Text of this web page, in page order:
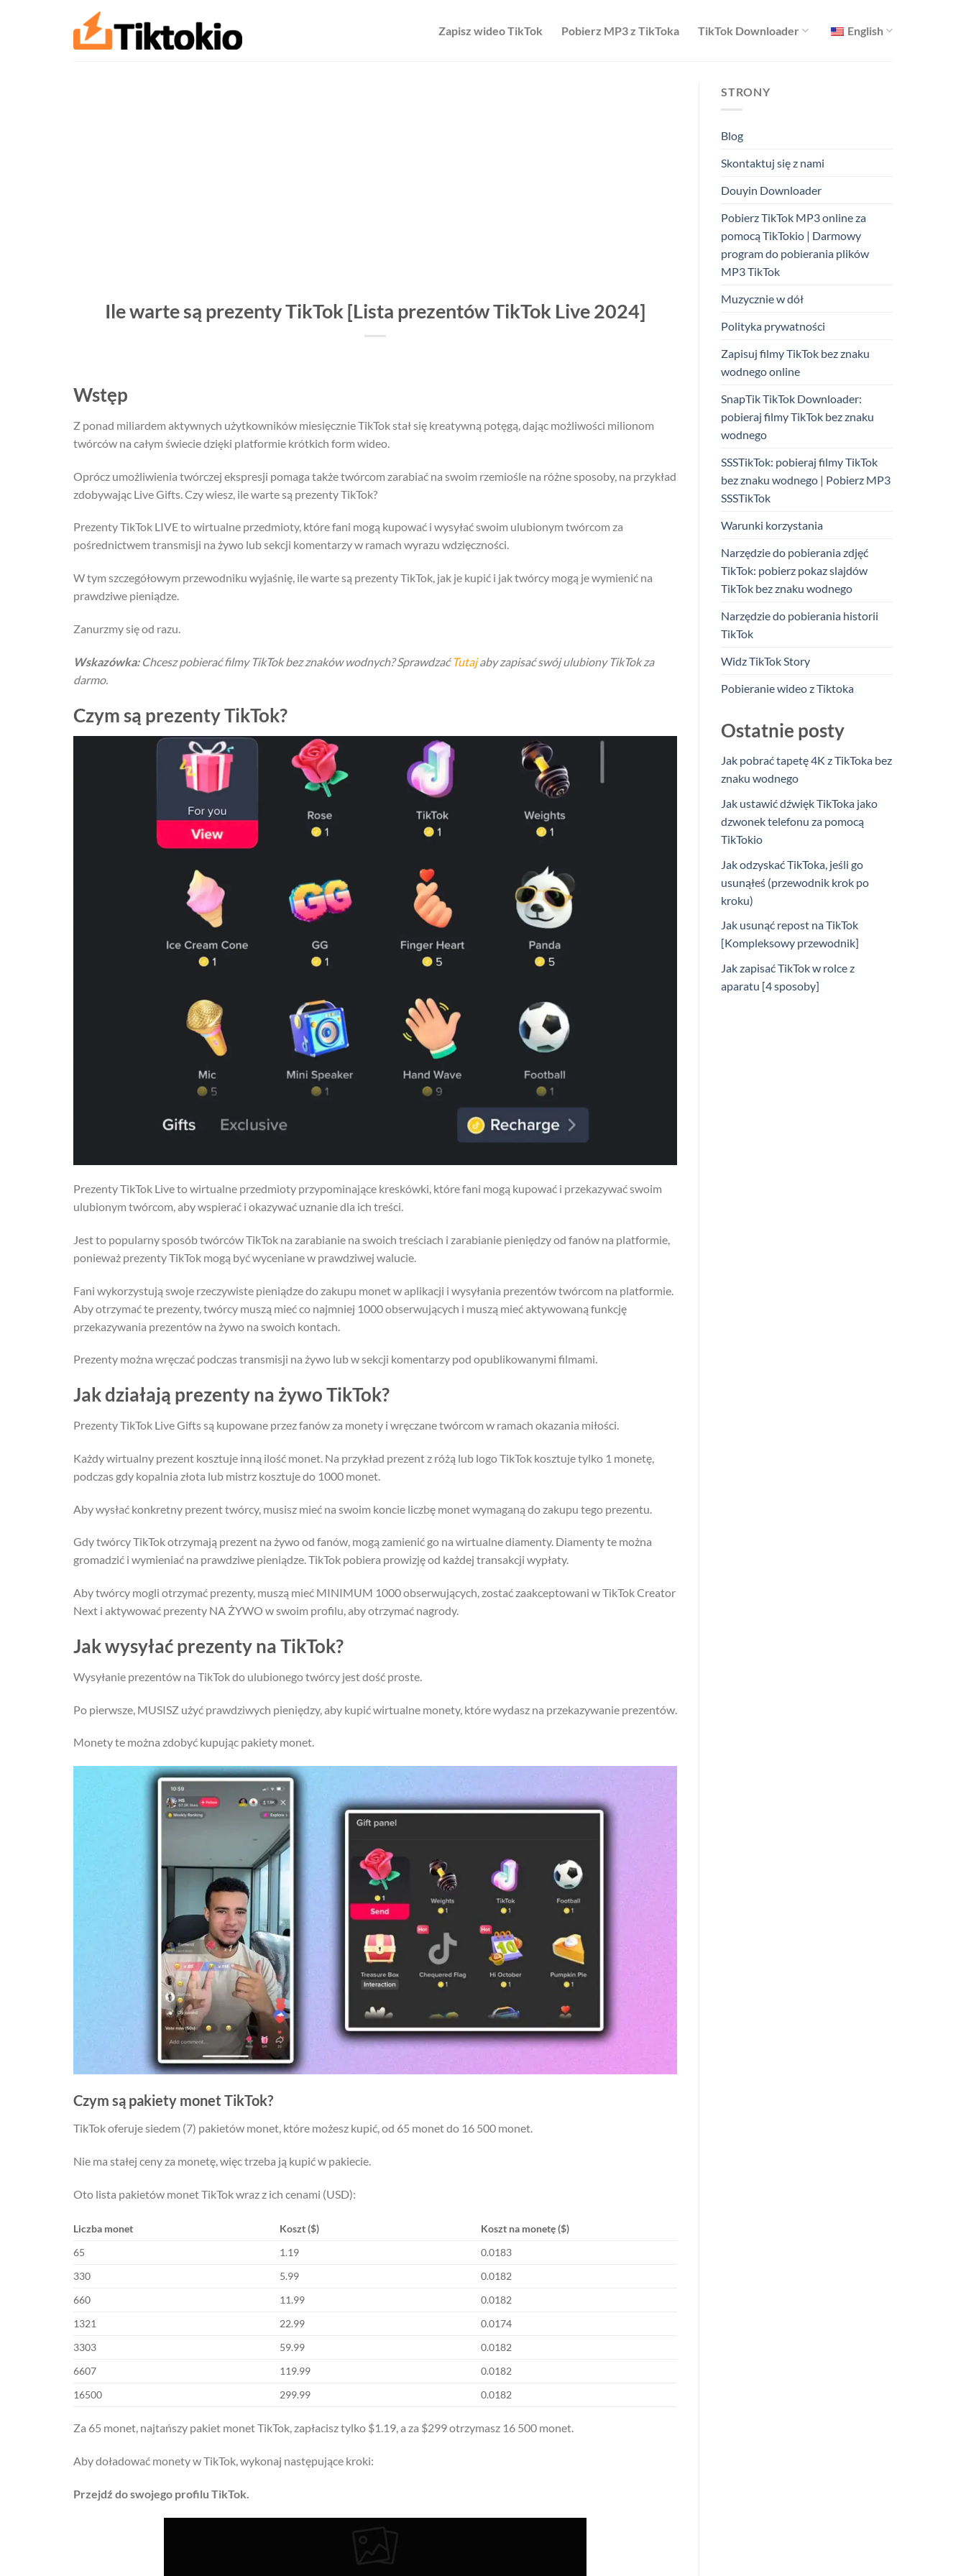
Zapisz wideo TikTok Pobierz MP3 z TikToka TikTok Downloader English
Ile warte są prezenty TikTok [Lista prezentów TikTok Live 2024]
Wstęp
Z ponad miliardem aktywnych użytkowników miesięcznie TikTok stał się kreatywną potęgą, dając możliwości milionom
twórców na całym świecie dzięki platformie krótkich form wideo.
Oprócz umożliwienia twórczej ekspresji pomaga także twórcom zarabiać na swoim rzemiośle na różne sposoby, na przykład
zdobywając Live Gifts. Czy wiesz, ile warte są prezenty TikTok?
Prezenty TikTok LIVE to wirtualne przedmioty, które fani mogą kupować i wysyłać swoim ulubionym twórcom za
pośrednictwem transmisji na żywo lub sekcji komentarzy w ramach wyrazu wdzięczności.
W tym szczegółowym przewodniku wyjaśnię, ile warte są prezenty TikTok, jak je kupić i jak twórcy mogą je wymienić na
prawdziwe pieniądze.
Zanurzmy się od razu.
Wskazówka:Chcesz pobierać filmy TikTok bez znaków wodnych? SprawdzaćTutajaby zapisać swój ulubiony TikTok za
darmo.
Czym są prezenty TikTok?
Prezenty TikTok Live to wirtualne przedmioty przypominające kreskówki, które fani mogą kupować i przekazywać swoim
ulubionym twórcom, aby wspierać i okazywać uznanie dla ich treści.
Jest to popularny sposób twórców TikTok na zarabianie na swoich treściach i zarabianie pieniędzy od fanów na platformie,
ponieważ prezenty TikTok mogą być wyceniane w prawdziwej walucie.
Fani wykorzystują swoje rzeczywiste pieniądze do zakupu monet w aplikacji i wysyłania prezentów twórcom na platformie.
Aby otrzymać te prezenty, twórcy muszą mieć co najmniej 1000 obserwujących i muszą mieć aktywowaną funkcję
przekazywania prezentów na żywo na swoich kontach.
Prezenty można wręczać podczas transmisji na żywo lub w sekcji komentarzy pod opublikowanymi filmami.
Jak działają prezenty na żywo TikTok?
Prezenty TikTok Live Gifts są kupowane przez fanów za monety i wręczane twórcom w ramach okazania miłości.
Każdy wirtualny prezent kosztuje inną ilość monet. Na przykład prezent z różą lub logo TikTok kosztuje tylko 1 monetę,
podczas gdy kopalnia złota lub mistrz kosztuje do 1000 monet.
Aby wysłać konkretny prezent twórcy, musisz mieć na swoim koncie liczbę monet wymaganą do zakupu tego prezentu.
Gdy twórcy TikTok otrzymają prezent na żywo od fanów, mogą zamienić go na wirtualne diamenty. Diamenty te można
gromadzić i wymieniać na prawdziwe pieniądze. TikTok pobiera prowizję od każdej transakcji wypłaty.
Aby twórcy mogli otrzymać prezenty, muszą mieć MINIMUM 1000 obserwujących, zostać zaakceptowani w TikTok Creator
Next i aktywować prezenty NA ŻYWO w swoim profilu, aby otrzymać nagrody.
Jak wysyłać prezenty na TikTok?
Wysyłanie prezentów na TikTok do ulubionego twórcy jest dość proste.
Po pierwsze, MUSISZ użyć prawdziwych pieniędzy, aby kupić wirtualne monety, które wydasz na przekazywanie prezentów.
Monety te można zdobyć kupując pakiety monet.
Czym są pakiety monet TikTok?
TikTok oferuje siedem (7) pakietów monet, które możesz kupić, od 65 monet do 16 500 monet.
Nie ma stałej ceny za monetę, więc trzeba ją kupić w pakiecie.
Oto lista pakietów monet TikTok wraz z ich cenami (USD):
Liczba monet Koszt ($)
Koszt na monetę ($)
65
1.19
0.0183
330
5.99
0.0182
660
11.99
0.0182
1321
22.99
0.0174
3303
59.99
0.0182
6607
119.99
0.0182
16500
299.99 0.0182
Za 65 monet, najtańszy pakiet monet TikTok, zapłacisz tylko $1.19, a za $299 otrzymasz 16 500 monet.
Aby doładować monety w TikTok, wykonaj następujące kroki:
Przejdź do swojego profilu TikTok.
STRONY
Blog
Skontaktuj się z nami
Douyin Downloader
Pobierz TikTok MP3 online za
pomocą TikTokio | Darmowy
program do pobierania plików
MP3 TikTok
Muzycznie w dół
Polityka prywatności
Zapisuj filmy TikTok bez znaku
wodnego online
SnapTik TikTok Downloader:
pobieraj filmy TikTok bez znaku
wodnego
SSSTikTok: pobieraj filmy TikTok
bez znaku wodnego | Pobierz MP3
SSSTikTok
Warunki korzystania
Narzędzie do pobierania zdjęć
TikTok: pobierz pokaz slajdów
TikTok bez znaku wodnego
Narzędzie do pobierania historii
TikTok
Widz TikTok Story
Pobieranie wideo z Tiktoka
Ostatnie posty
Jak pobrać tapetę 4K z TikToka bez
znaku wodnego
Jak ustawić dźwięk TikToka jako
dzwonek telefonu za pomocą
TikTokio
Jak odzyskać TikToka, jeśli go
usunąłeś (przewodnik krok po
kroku)
Jak usunąć repost na TikTok
[Kompleksowy przewodnik]
Jak zapisać TikTok w rolce z
aparatu [4 sposoby]